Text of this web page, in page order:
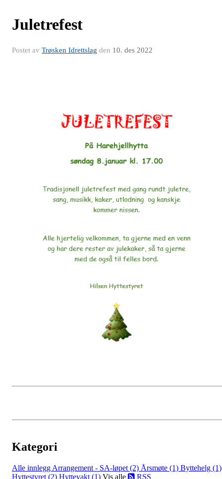
Juletrefest
Postet av Trøsken Idrettslag den 10. des 2022
Kategori
Alle innlegg Arrangement - SA-løpet (2) Årsmøte (1) Byttehelg (1)
Hyttestyret (2) Hyttevakt (1) Vis alle RSS